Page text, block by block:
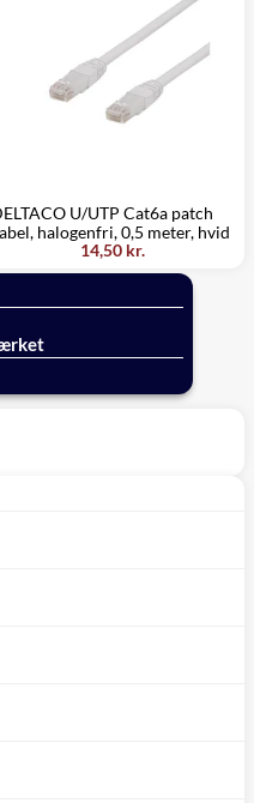
U/UTP Cat6a patch
halogenfri, 0,5 meter, hvid
14,50 kr.